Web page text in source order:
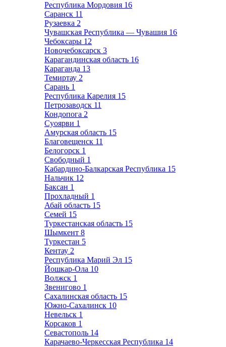
Республика Мордовия 16
Саранск 11
Рузаевка 2
Чувашская Республика — Чувашия 16
Чебоксары 12
Новочебоксарск 3
Карагандинская область 16
Караганда 13
Темиртау 2
Сарань 1
Республика Карелия 15
Петрозаводск 11
Кондопога 2
Суоярви 1
Амурская область 15
Благовещенск 11
Белогорск 1
Свободный 1
Кабардино-Балкарская Республика 15
Нальчик 12
Баксан 1
Прохладный 1
Абай область 15
Семей 15
Туркестанская область 15
Шымкент 8
Туркестан 5
Кентау 2
Республика Марий Эл 15
Йошкар-Ола 10
Волжск 1
Звенигово 1
Сахалинская область 15
Южно-Сахалинск 10
Невельск 1
Корсаков 1
Севастополь 14
Карачаево-Черкесская Республика 14